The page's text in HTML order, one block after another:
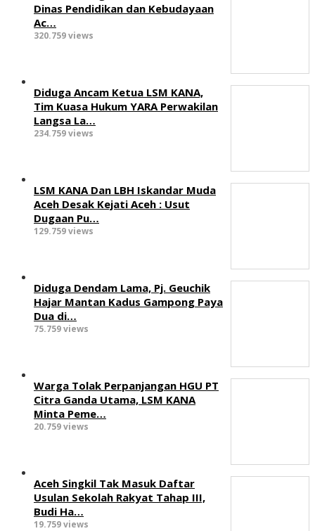
‎Dinas Pendidikan dan Kebudayaan
Ac…
320.759 views
Diduga Ancam Ketua LSM KANA,
Tim Kuasa Hukum YARA Perwakilan
Langsa La…
234.759 views
LSM KANA Dan LBH Iskandar Muda
Aceh Desak Kejati Aceh : Usut
Dugaan Pu…
129.759 views
Diduga Dendam Lama, Pj. Geuchik
Hajar Mantan Kadus Gampong Paya
Dua di…
75.759 views
Warga Tolak Perpanjangan HGU PT
Citra Ganda Utama, LSM KANA
Minta Peme…
20.759 views
Aceh Singkil Tak Masuk Daftar
Usulan Sekolah Rakyat Tahap III,
Budi Ha…
19.759 views